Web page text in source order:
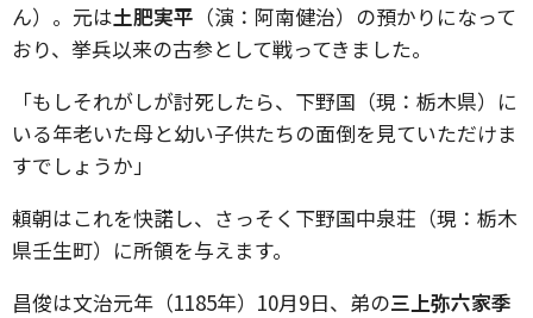
ん）。元は土肥実平 （演：阿南健治）の預かりになって
おり、挙兵以来の古参として戦ってきました。
「もしそれがしが討死したら、下野国（現：栃木県）に
いる年老いた母と幼い子供たちの面倒を見ていただけま
すでしょうか」
頼朝はこれを快諾し、さっそく下野国中泉荘（現：栃木
県壬生町）に所領を与えます。
昌俊は文治元年（1185年）10月9日、弟の三上弥六家季